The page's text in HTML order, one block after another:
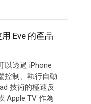
Eve 的產品
以透過 iPhone
控制、執行自動
技術的極速反
Apple TV 作為